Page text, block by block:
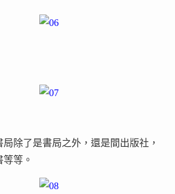
除了是書局之外，還是間出版社，
等。